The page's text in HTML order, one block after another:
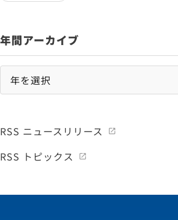
年間アーカイブ
RSS ニュースリリース
RSS トピックス